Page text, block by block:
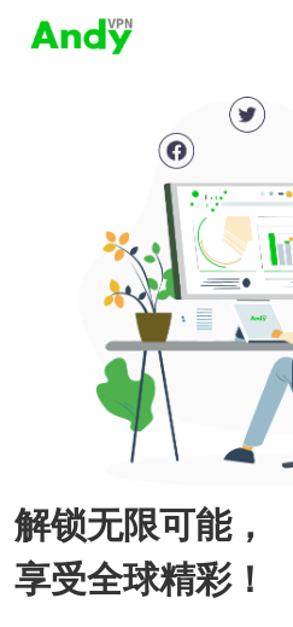
解锁无限可能，
享受全球精彩！